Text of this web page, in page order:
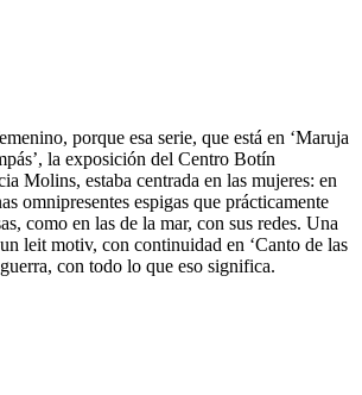
porque esa serie, que está en ‘Maruja
la exposición del Centro Botín
Molins, estaba centrada en las mujeres: en
omnipresentes espigas que prácticamente
como en las de la mar, con sus redes. Una
leit motiv, con continuidad en ‘Canto de las
con todo lo que eso significa.